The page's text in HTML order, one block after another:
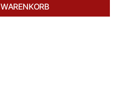
WARENKORB